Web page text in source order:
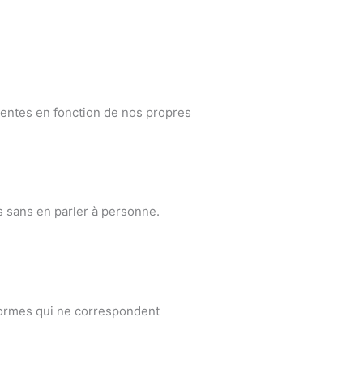
en fonction de nos propres
en parler à personne.
qui ne correspondent